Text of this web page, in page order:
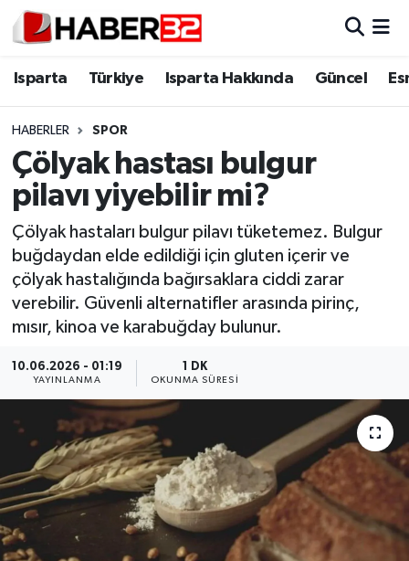
Isparta Türkiye Isparta Hakkında Güncel
HABERLER SPOR
Çölyak hastası bulgur
pilavı yiyebilir mi?
Çölyak hastaları bulgur pilavı tüketemez. Bulgur
buğdaydan elde edildiği için gluten içerir ve
çölyak hastalığında bağırsaklara ciddi zarar
verebilir. Güvenli alternatifler arasında pirinç,
mısır, kinoa ve karabuğday bulunur.
10.06.2026 - 01:19
YAYINLANMA
1 DK
OKUNMA SÜRESI
Isparta
Esnaf Diyor ki;
ASAYİŞ
BİLİM VE TEKNOLOJİ
EĞİTİM
HABERDE İNSAN
İlginç
KÜLTÜR SANAT
Isparta Nöbetçi Eczaneler
Isparta Trafik Yoğunluk Haritası
Süper Lig Puan Durumu ve Fikstür
Tüm Manşetler
Son Dakika Haberleri